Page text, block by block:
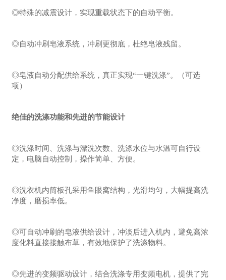
◎特殊的减震设计，实现重载状态下的自动平衡。
◎自动冲刷皂液系统，冲刷更彻底，杜绝皂液残留。
◎皂液自动分配供给系统，真正实现“一键洗涤”。（可选
项）
绝佳的洗涤功能和先进的节能设计
◎洗涤时间、洗涤与漂洗次数、洗涤水位与水温可自行设
定，电脑自动控制，操作简单、方便。
◎洗衣机内筒板孔采用鱼眼窝结构，光滑均匀，大幅提高洗
净度，磨损率低。
◎可自动冲刷的皂液供给设计，冲淡后进入机内，避免高浓
度化料直接接触布草，有效地保护了洗涤物料。
◎先进的变频驱动设计，结合洗涤专用变频电机，提供了完